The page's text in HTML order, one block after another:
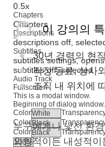
0.5x
Chapters
Chapters
Descriptions
descriptions off ,
Subtitles
subtitles settings,
subtitles off, selected
Audio Track
Fullscreen
This is a modal window.
Beginning of dialog
Color
Color
Color
이 강의의
30년 경력의 현
직장 동료, 상사
조직 내 위치에
누구에게나 낯선 환
외향적이든 내성적이